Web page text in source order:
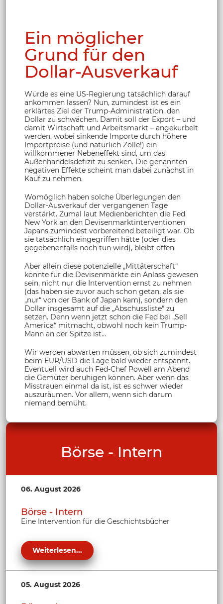
Ein möglicher
Grund für den
Dollar-Ausverkauf
Würde es eine US-Regierung tatsächlich darauf
ankommen lassen? Nun, zumindest ist es ein
erklärtes Ziel der Trump-Administration, den
Dollar zu schwächen. Damit soll der Export – und
damit Wirtschaft und Arbeitsmarkt – angekurbelt
werden, wobei sinkende Importe durch höhere
Importpreise (und natürlich Zölle!) ein
willkommener Nebeneffekt sind, um das
Außenhandelsdefizit zu senken. Die genannten
negativen Effekte scheint man dabei zunächst in
Kauf zu nehmen.
Womöglich haben solche Überlegungen den
Dollar-Ausverkauf der vergangenen Tage
verstärkt. Zumal laut Medienberichten die Fed
New York an den Devisenmarktinterventionen
Japans zumindest vorbereitend beteiligt war. Ob
sie tatsächlich eingegriffen hätte (oder dies
gegebenenfalls noch tun wird), bleibt offen.
Aber allein diese potenzielle „Mittäterschaft“
könnte für die Devisenmärkte ein Anlass gewesen
sein, nicht nur die Intervention ernst zu nehmen
(das haben sie zuvor auch schon getan, als sie
„nur“ von der Bank of Japan kam), sondern den
Dollar insgesamt auf die „Abschussliste“ zu
setzen. Denn wenn jetzt schon die Fed bei „Sell
America“ mitmacht, obwohl noch kein Trump-
Mann an der Spitze ist…
Wir werden abwarten müssen, ob sich zumindest
beim EUR/USD die Lage bald wieder entspannt.
Eventuell wird auch Fed-Chef Powell am Abend
die Gemüter beruhigen können. Aber wenn das
Misstrauen einmal da ist, ist es schwer wieder
auszuräumen. Vor allem, wenn sich darum
niemand bemüht.
Börse - Intern
06. August 2026
Börse - Intern
Eine Intervention für die Geschichtsbücher
Weiterlesen...
05. August 2026